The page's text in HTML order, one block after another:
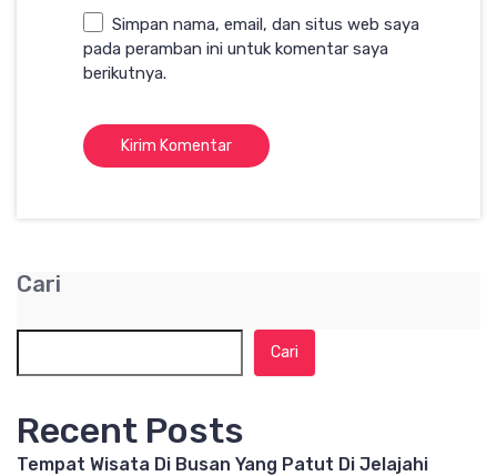
Simpan nama, email, dan situs web saya
pada peramban ini untuk komentar saya
berikutnya.
Cari
Cari
Recent Posts
Tempat Wisata Di Busan Yang Patut Di Jelajahi